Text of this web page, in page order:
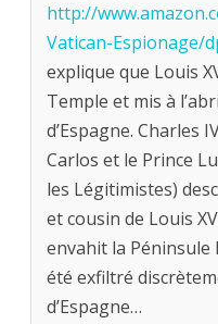
http://
Vatican-Espionage/
explique que Louis
Temple et mis à
d’Espagne. Charles
Carlos et le Prince
les Légitimistes)
et cousin de Louis
envahit la Péninsule
été exfiltré
d’Espagne…